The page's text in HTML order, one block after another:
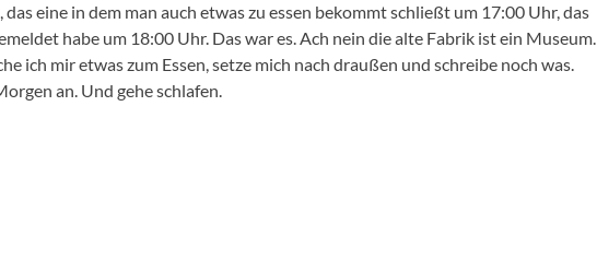
eine in dem man auch etwas zu essen bekommt schließt um 17:00 Uhr, das
habe um 18:00 Uhr. Das war es. Ach nein die alte Fabrik ist ein Museum.
ich mir etwas zum Essen, setze mich nach draußen und schreibe noch was.
an. Und gehe schlafen.